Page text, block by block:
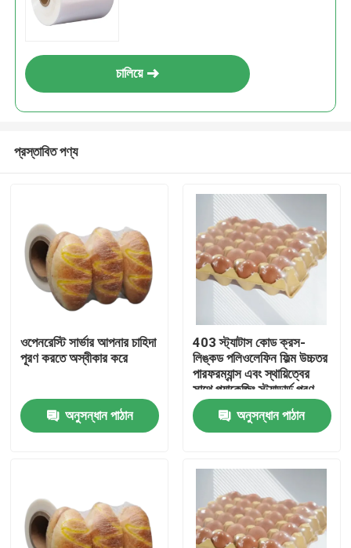
ভিডিও
চালিয়ে
প্রস্তাবিত পণ্য
ওপেনরেস্টি সার্ভার আপনার চাহিদা
পূরণ করতে অস্বীকার করে
অনুসন্ধান পাঠান
403 স্ট্যাটাস কোড ক্রস-
লিঙ্কড পলিওলেফিন ফিল্ম উচ্চতর
পারফরম্যান্স এবং স্থায়িত্বের
সাথে প্যাকেজিং স্ট্যান্ডার্ড পূরণ
করে
অনুসন্ধান পাঠান